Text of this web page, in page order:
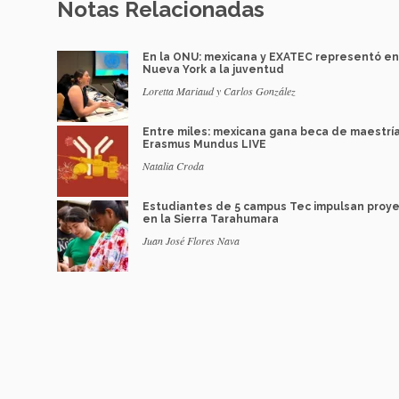
Notas Relacionadas
En la ONU: mexicana y EXATEC representó en
Nueva York a la juventud
Loretta Mariaud y Carlos González
Entre miles: mexicana gana beca de maestría
Erasmus Mundus LIVE
Natalia Croda
Estudiantes de 5 campus Tec impulsan
en la Sierra Tarahumara
Juan José Flores Nava